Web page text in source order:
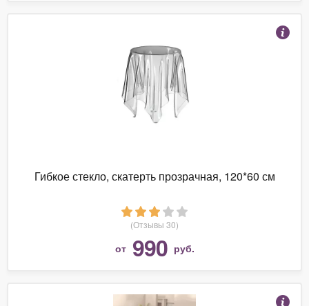
Гибкое стекло, скатерть прозрачная, 120*60 см
(Отзывы 30)
от 990 руб.